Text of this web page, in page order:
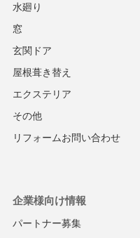
水廻り
窓
玄関ドア
屋根葺き替え
エクステリア
その他
リフォームお問い合わせ
企業様向け情報
パートナー募集